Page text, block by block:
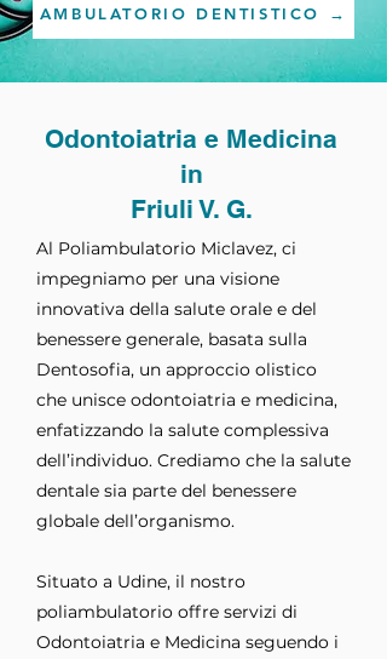
AMBULATORIO DENTISTICO →
Odontoiatria e Medicina
in
Friuli V. G.
Al Poliambulatorio Miclavez, ci
impegniamo per una visione
innovativa della salute orale e del
benessere generale, basata sulla
Dentosofia, un approccio olistico
che unisce odontoiatria e medicina,
enfatizzando la salute complessiva
dell’individuo. Crediamo che la salute
dentale sia parte del benessere
globale dell’organismo.
Situato a Udine, il nostro
poliambulatorio offre servizi di
Odontoiatria e Medicina seguendo i